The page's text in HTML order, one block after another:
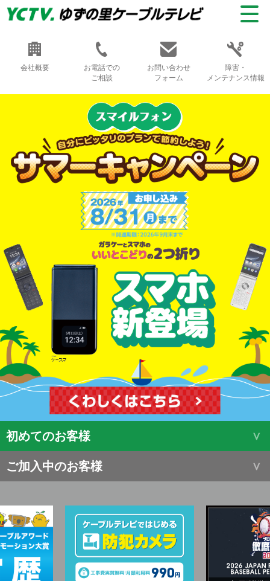
会社概要
お電話での
ご相談
お問い合わせ
フォーム
障害・
メンテナンス情報
初めてのお客様
ご加入中のお客様